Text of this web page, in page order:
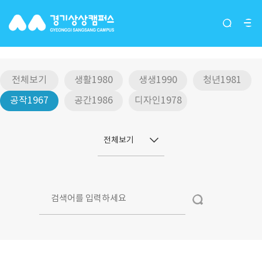
입주단체(그루버)
전체보기 생활1980 생생1990
청년1981
공작1967
공간1986 디자인1978